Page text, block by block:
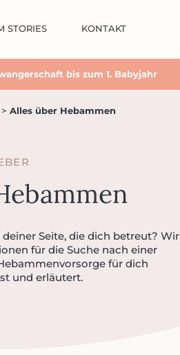
STORIES KONTAKT
bis zum 1. Babyjahr
Alles über Hebammen
Seite, die dich betreut? Wir
für die Suche nach einer
für dich
und erläutert.